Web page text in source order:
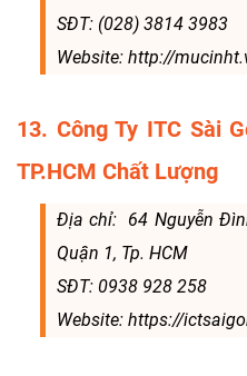
SĐT: (028) 3814 3983
Website: http://
13. Công Ty ITC Sài
TP.HCM Chất Lượng
Địa chỉ: 64 Nguyễn
Quận 1, Tp. HCM
SĐT: 0938 928 258
Website: https://